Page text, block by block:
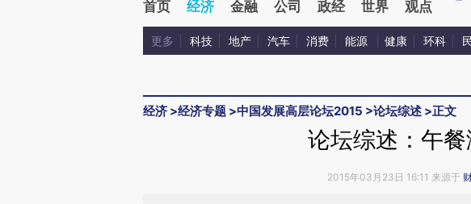
首页 经济 金融 公司 政经 世界 观点
更多 科技 地产 汽车 消费 能源 健康 环科
经济 >经济专题 >中国发展高层论坛2015 >论坛综述 >正文
论坛综述：午
2015年03月23日 16:11 来源于